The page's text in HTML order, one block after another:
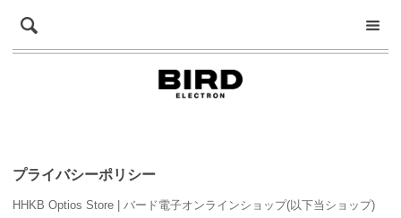
プライバシーポリシー
HHKB Optios Store | バード電子オンラインショップ(以下当ショップ)